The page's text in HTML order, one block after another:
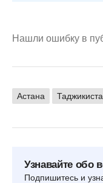
Нашли ошибку в
Астана
Узнавайте обо
Подпишитесь и